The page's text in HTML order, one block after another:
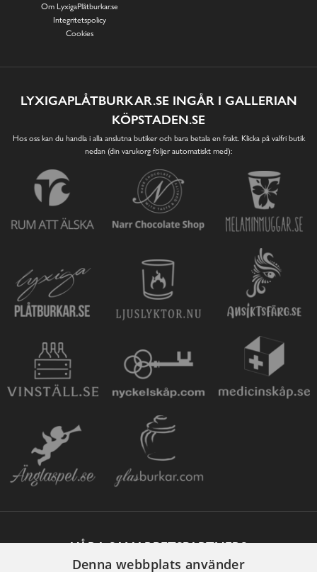
Om LyxigaPlåtburkar.se
Integritetspolicy
Cookies
LYXIGAPLÅTBURKAR.SE INGÅR I GALLERIAN
KÖPSTADEN.SE
Hos oss kan du handla i alla anslutna butiker och bara betala en frakt. Klicka på valfri butik
nedan (din varukorg följer automatiskt med):
VÅRA SAMARBETSPARTNERS
Denna webbplats använder